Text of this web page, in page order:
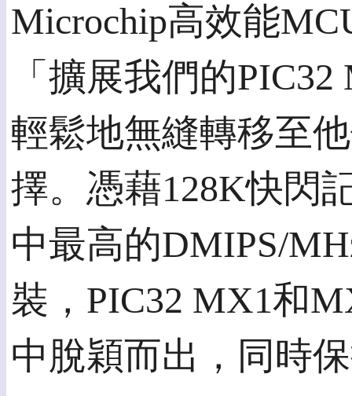
Microchip高效能
「擴展我們的
輕鬆地無縫轉移至
擇。憑藉128K快閃
中最高的DMIPS/
裝，PIC32 MX1和
中脫穎而出，同時